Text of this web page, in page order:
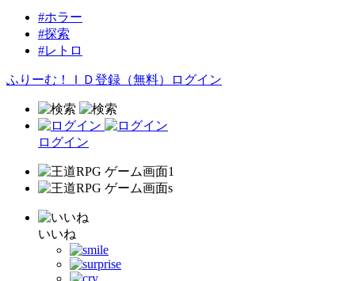
#ホラー
#探索
#レトロ
ふりーむ！ＩＤ登録（無料） ログイン
ログイン
いいね